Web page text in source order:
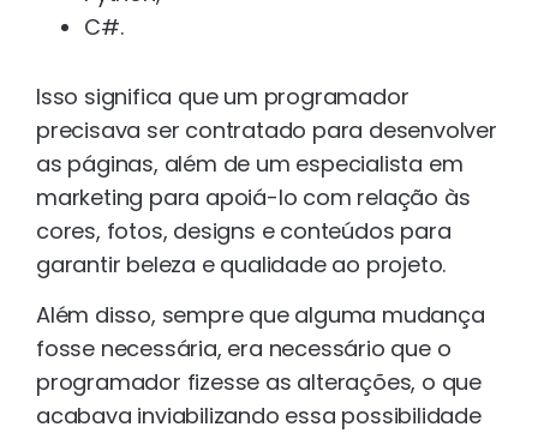
C#.
Isso significa que um programador
precisava ser contratado para desenvolver
as páginas, além de um especialista em
marketing para apoiá-lo com relação às
cores, fotos, designs e conteúdos para
garantir beleza e qualidade ao projeto.
Além disso, sempre que alguma mudança
fosse necessária, era necessário que o
programador fizesse as alterações, o que
acabava inviabilizando essa possibilidade